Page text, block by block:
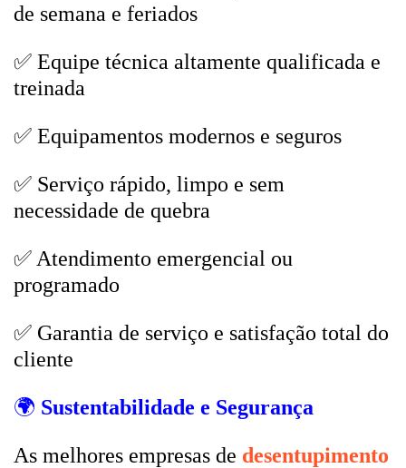
de semana e feriados
✅ Equipe técnica altamente qualificada e
treinada
✅ Equipamentos modernos e seguros
✅ Serviço rápido, limpo e sem
necessidade de quebra
✅ Atendimento emergencial ou
programado
✅ Garantia de serviço e satisfação total do
cliente
🌍 Sustentabilidade e Segurança
As melhores empresas de desentupimento